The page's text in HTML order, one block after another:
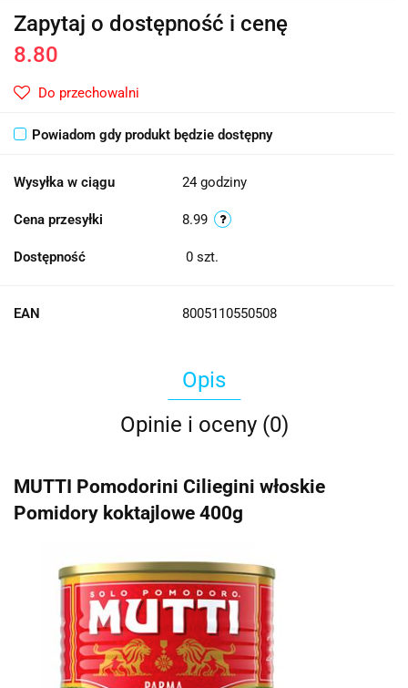
Zapytaj o dostępność i cenę
8.80
Do przechowalni
Powiadom gdy produkt będzie dostępny
Wysyłka w ciągu 24 godziny
Cena przesyłki 8.99
Dostępność 0 szt.
EAN 8005110550508
Opis
Opinie i oceny (0)
MUTTI Pomodorini Ciliegini włoskie
Pomidory koktajlowe 400g